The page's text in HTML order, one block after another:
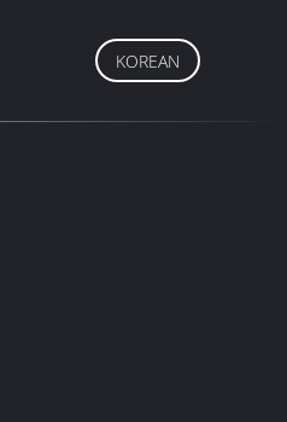
KOREAN